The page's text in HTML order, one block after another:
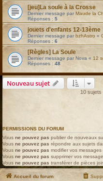
[jeu]La soule à la Crosse
Dernier message par Maude la
Réponses : 5
jouets d'enfants 12-13ème
Dernier message parbzhAstro «
Réponses : 6
[Règles] La Soule
Dernier message par Nova « 12
Réponses : 48
Nouveau sujet
10 sujets
PERMISSIONS DU FORUM
Vous ne pouvez pas publier de nouveaux
Vous ne pouvez pas répondre aux sujets
Vous ne pouvez pas modifier vos
Vous ne pouvez pas supprimer vos
Vous ne pouvez pas transférer de pièces
Accueil du forum